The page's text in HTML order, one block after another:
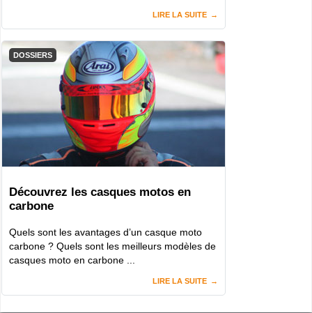
LIRE LA SUITE
DOSSIERS
Découvrez les casques motos en
carbone
Quels sont les avantages d’un casque moto
carbone ? Quels sont les meilleurs modèles de
casques moto en carbone ...
LIRE LA SUITE